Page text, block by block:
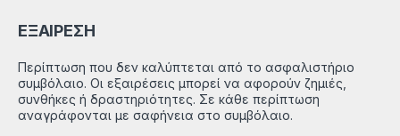
ΕΞΑΙΡΕΣΗ
Περίπτωση που δεν καλύπτεται από το ασφαλιστήριο
συμβόλαιο. Οι εξαιρέσεις μπορεί να αφορούν ζημιές,
συνθήκες ή δραστηριότητες. Σε κάθε περίπτωση
αναγράφονται με σαφήνεια στο συμβόλαιο.